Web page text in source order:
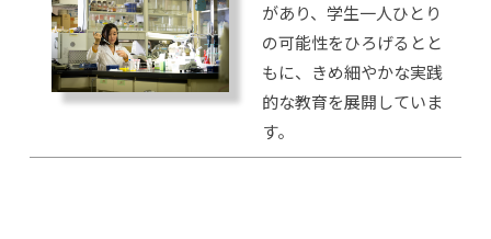
があり、学生一人ひとり
の可能性をひろげるとと
もに、きめ細やかな実践
的な教育を展開していま
す。